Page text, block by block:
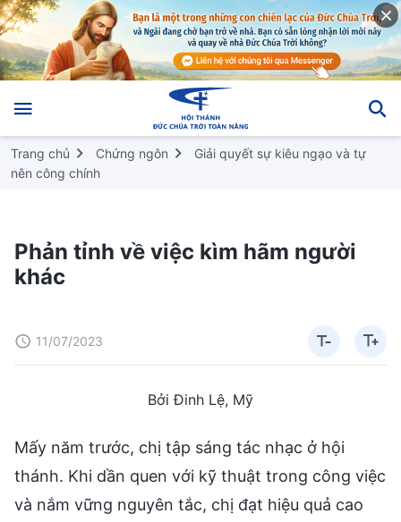
Trang chủ Chứng ngôn
Giải quyết sự kiêu ngạo và tự
nên công chính
Phản tỉnh về việc kìm hãm người
khác
11/07/2023
Bởi Đinh Lệ, Mỹ
Mấy năm trước, chị tập sáng tác nhạc ở hội
thánh. Khi dần quen với kỹ thuật trong công việc
và nắm vững nguyên tắc, chị đạt hiệu quả cao